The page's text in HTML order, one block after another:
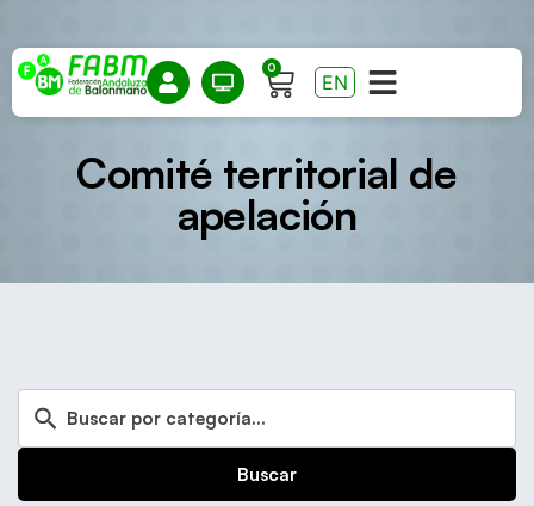
0
EN
Comité territorial de
apelación
Buscar